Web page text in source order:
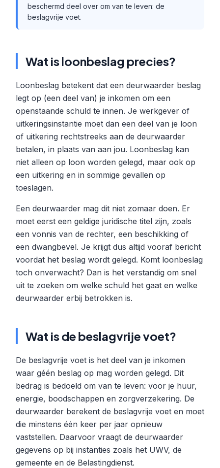
beschermd deel over om van te leven: de
beslagvrije voet.
Wat is loonbeslag precies?
Loonbeslag betekent dat een deurwaarder beslag
legt op (een deel van) je inkomen om een
openstaande schuld te innen. Je werkgever of
uitkeringsinstantie moet dan een deel van je loon
of uitkering rechtstreeks aan de deurwaarder
betalen, in plaats van aan jou. Loonbeslag kan
niet alleen op loon worden gelegd, maar ook op
een uitkering en in sommige gevallen op
toeslagen.
Een deurwaarder mag dit niet zomaar doen. Er
moet eerst een geldige juridische titel zijn, zoals
een vonnis van de rechter, een beschikking of
een dwangbevel. Je krijgt dus altijd vooraf bericht
voordat het beslag wordt gelegd. Komt loonbeslag
toch onverwacht? Dan is het verstandig om snel
uit te zoeken om welke schuld het gaat en welke
deurwaarder erbij betrokken is.
Wat is de beslagvrije voet?
De beslagvrije voet is het deel van je inkomen
waar géén beslag op mag worden gelegd. Dit
bedrag is bedoeld om van te leven: voor je huur,
energie, boodschappen en zorgverzekering. De
deurwaarder berekent de beslagvrije voet en moet
die minstens één keer per jaar opnieuw
vaststellen. Daarvoor vraagt de deurwaarder
gegevens op bij instanties zoals het UWV, de
gemeente en de Belastingdienst.